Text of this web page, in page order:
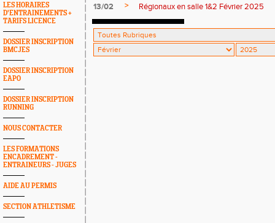
LES HORAIRES
D'ENTRAINEMENTS +
TARIFS LICENCE
DOSSIER INSCRIPTION
BMCJES
DOSSIER INSCRIPTION
EAPO
DOSSIER INSCRIPTION
RUNNING
NOUS CONTACTER
LES FORMATIONS
ENCADREMENT -
ENTRAINEURS - JUGES
AIDE AU PERMIS
SECTION ATHLETISME
13/02
> Régionaux en salle 1&2 Février 2025